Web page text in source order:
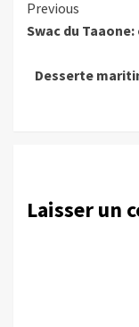
Continue
Reading
Previous
Swac du
Desserte
Laisser un